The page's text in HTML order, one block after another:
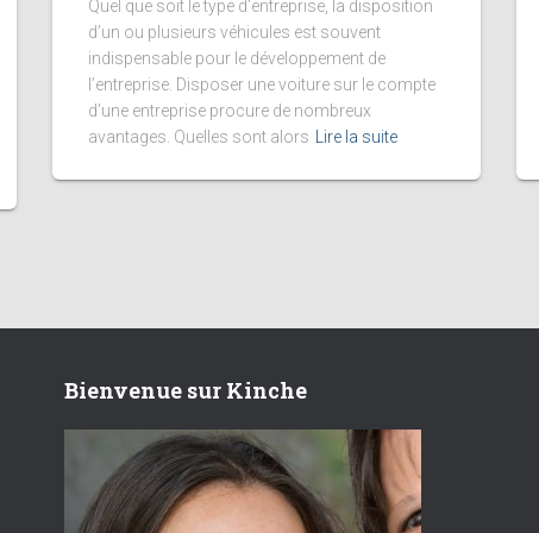
Quel que soit le type d’entreprise, la disposition
d’un ou plusieurs véhicules est souvent
indispensable pour le développement de
l’entreprise. Disposer une voiture sur le compte
d’une entreprise procure de nombreux
avantages. Quelles sont alors
Lire la suite
Bienvenue sur Kinche